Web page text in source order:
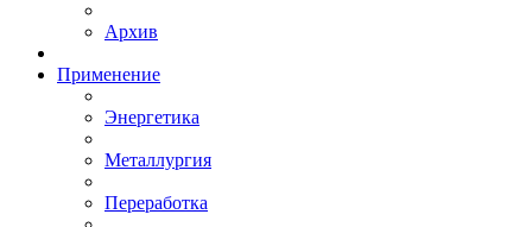
Архив
Применение
Энергетика
Металлургия
Переработка